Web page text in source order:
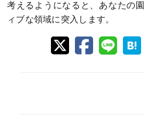
考えるようになると、あなたの
ィブな領域に突入します。